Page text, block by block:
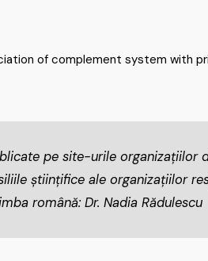
of complement system with
pe site-urile organizațiilor
științifice ale organizațiilor
română: Dr. Nadia Rădulescu